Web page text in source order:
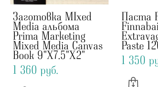
Заготовка MIxed
Media альбома
Prima Marketing
Mixed Media Canvas
Book 9"X7.5"X2"
1 360 pуб.
Паста
Paste
1 350